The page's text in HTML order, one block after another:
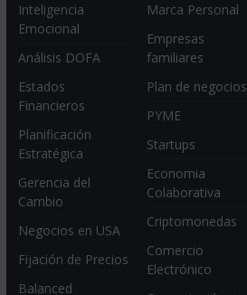
Inteligencia
Emocional
Análisis DOFA
Estados
Financieros
Planificación
Estratégica
Gerencia del
Cambio
Negocios en USA
Fijación de Precios
Balanced
Marca Personal
Empresas
familiares
Plan de negocios
PYME
Startups
Economia
Colaborativa
Criptomonedas
Comercio
Electrónico